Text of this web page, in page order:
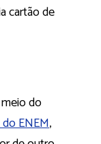
cartão de
do
ENEM,